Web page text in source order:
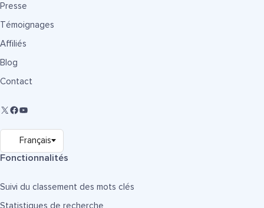
Presse
Témoignages
Affiliés
Blog
Contact
Fonctionnalités
Suivi du classement des mots clés
Statistiques de recherche